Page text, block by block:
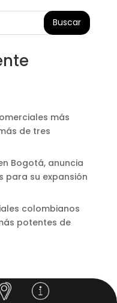
Buscar
más
de tres
Bogotá, anuncia
para su expansión
colombianos
potentes de